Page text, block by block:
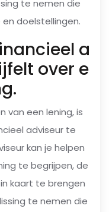
te nemen die
doelstellingen.
a
over e
van een lening, is
adviseur te
kan je helpen
te begrijpen, de
kaart te brengen
te nemen die